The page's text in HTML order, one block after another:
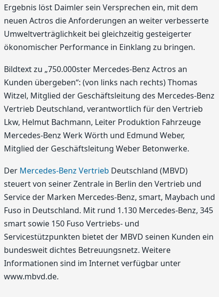
Ergebnis löst Daimler sein Versprechen ein, mit dem
neuen Actros die Anforderungen an weiter verbesserte
Umweltverträglichkeit bei gleichzeitig gesteigerter
ökonomischer Performance in Einklang zu bringen.
Bildtext zu „750.000ster Mercedes-Benz Actros an
Kunden übergeben“: (von links nach rechts) Thomas
Witzel, Mitglied der Geschäftsleitung des Mercedes-Benz
Vertrieb Deutschland, verantwortlich für den Vertrieb
Lkw, Helmut Bachmann, Leiter Produktion Fahrzeuge
Mercedes-Benz Werk Wörth und Edmund Weber,
Mitglied der Geschäftsleitung Weber Betonwerke.
Der Mercedes-Benz Vertrieb Deutschland (MBVD)
steuert von seiner Zentrale in Berlin den Vertrieb und
Service der Marken Mercedes-Benz, smart, Maybach und
Fuso in Deutschland. Mit rund 1.130 Mercedes-Benz, 345
smart sowie 150 Fuso Vertriebs- und
Servicestützpunkten bietet der MBVD seinen Kunden ein
bundesweit dichtes Betreuungsnetz. Weitere
Informationen sind im Internet verfügbar unter
www.mbvd.de.